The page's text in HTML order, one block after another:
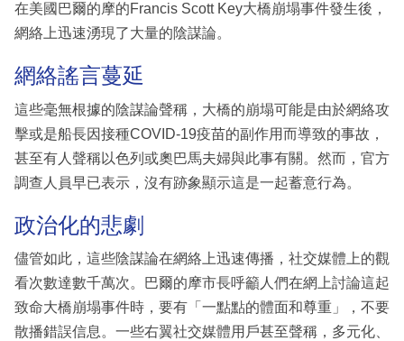
區
在美國巴爾的摩的Francis Scott Key大橋崩塌事件發生後，
網絡上迅速湧現了大量的陰謀論。
網絡謠言蔓延
這些毫無根據的陰謀論聲稱，大橋的崩塌可能是由於網絡攻
擊或是船長因接種COVID-19疫苗的副作用而導致的事故，
甚至有人聲稱以色列或奧巴馬夫婦與此事有關。然而，官方
調查人員早已表示，沒有跡象顯示這是一起蓄意行為。
政治化的悲劇
儘管如此，這些陰謀論在網絡上迅速傳播，社交媒體上的觀
看次數達數千萬次。巴爾的摩市長呼籲人們在網上討論這起
致命大橋崩塌事件時，要有「一點點的體面和尊重」，不要
散播錯誤信息。一些右翼社交媒體用戶甚至聲稱，多元化、